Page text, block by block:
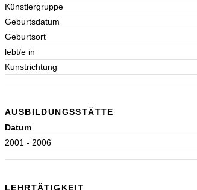
Künstlergruppe
Geburtsdatum
Geburtsort
lebt/e in
Kunstrichtung
AUSBILDUNGSSTÄTTE
Datum
2001 - 2006
LEHRTÄTIGKEIT